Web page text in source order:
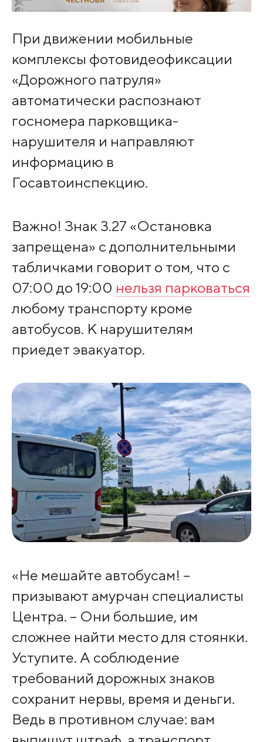
При движении мобильные
комплексы фотовидеофиксации
«Дорожного патруля»
автоматически распознают
госномера парковщика-
нарушителя и направляют
информацию в
Госавтоинспекцию.
Важно! Знак 3.27 «Остановка
запрещена» с дополнительными
табличками говорит о том, что с
07:00 до 19:00 нельзя парковаться
любому транспорту кроме
автобусов. К нарушителям
приедет эвакуатор.
«Не мешайте автобусам! –
призывают амурчан специалисты
Центра. – Они большие, им
сложнее найти место для стоянки.
Уступите. А соблюдение
требований дорожных знаков
сохранит нервы, время и деньги.
Ведь в противном случае: вам